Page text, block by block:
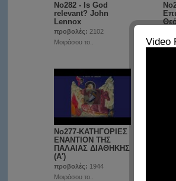
No282 - Is God
relevant? John
Lennox
προβολές: 2102
Μοιράσου το..
No277-ΚΑΤΗΓΟΡΙΕΣ
ΕΝΑΝΤΙΟΝ ΤΗΣ
ΠΑΛΑΙΑΣ ΔΙΑΘΗΚΗΣ
(Α')
προβολές: 1944
Μοιράσου το..
Video